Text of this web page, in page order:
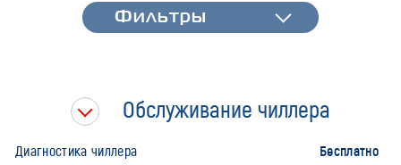
Фильтры
Марка
Фильтры
Обслуживание чиллера
Диагностика чиллера Бесплатно